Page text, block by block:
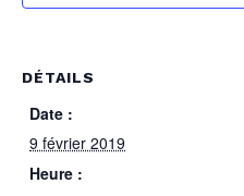
DÉTAILS
Date :
9 février 2019
Heure :